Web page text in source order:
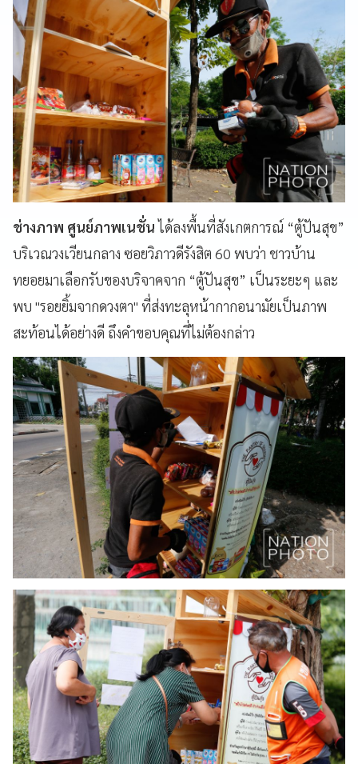
ช่างภาพ ศูนย์ภาพเนชั่นได้ลงพื้นที่สังเกตการณ์ “ตู้ปันสุข”
บริเวณวงเวียนกลาง ซอยวิภาวดีรังสิต 60 พบว่า ชาวบ้าน
ทยอยมาเลือกรับของบริจาคจาก “ตู้ปันสุข” เป็นระยะๆ และ
พบ "รอยยิ้มจากดวงตา" ที่ส่งทะลุหน้ากากอนามัยเป็นภาพ
สะท้อนได้อย่างดี ถึงคำขอบคุณที่ไม่ต้องกล่าว